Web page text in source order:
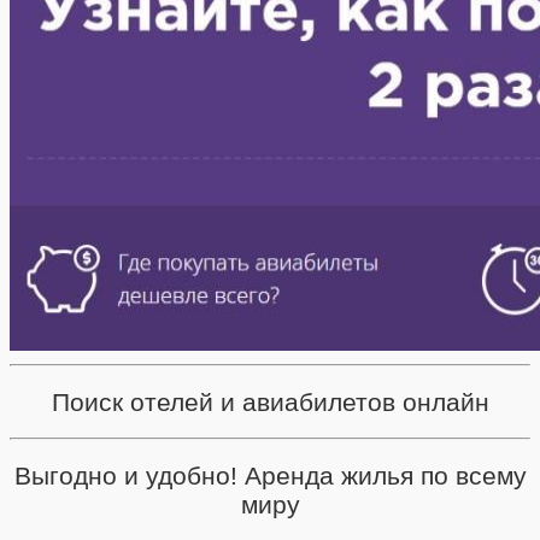
Поиск отелей и авиабилетов онлайн
Выгодно и удобно! Аренда жилья по всему
миру